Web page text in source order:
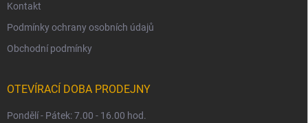
Kontakt
Podmínky ochrany osobních údajů
Obchodní podmínky
OTEVÍRACÍ DOBA PRODEJNY
Pondělí - Pátek: 7.00 - 16.00 hod.